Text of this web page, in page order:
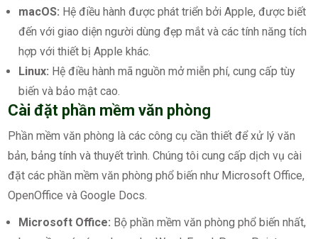
macOS: Hệ điều hành được phát triển bởi Apple, được biết
đến với giao diện người dùng đẹp mắt và các tính năng tích
hợp với thiết bị Apple khác.
Linux: Hệ điều hành mã nguồn mở miễn phí, cung cấp tùy
biến và bảo mật cao.
Cài đặt phần mềm văn phòng
Phần mềm văn phòng là các công cụ cần thiết để xử lý văn
bản, bảng tính và thuyết trình. Chúng tôi cung cấp dịch vụ cài
đặt các phần mềm văn phòng phổ biến như Microsoft Office,
OpenOffice và Google Docs.
Microsoft Office: Bộ phần mềm văn phòng phổ biến nhất,